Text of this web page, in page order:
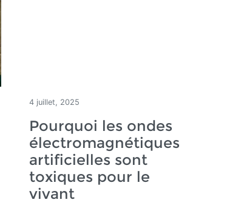
4 juillet, 2025
Pourquoi les ondes
électromagnétiques
artificielles sont
toxiques pour le
vivant